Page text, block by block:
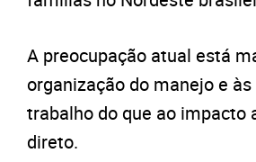
A preocupação atual está
organização do manejo e
trabalho do que ao impacto
direto.